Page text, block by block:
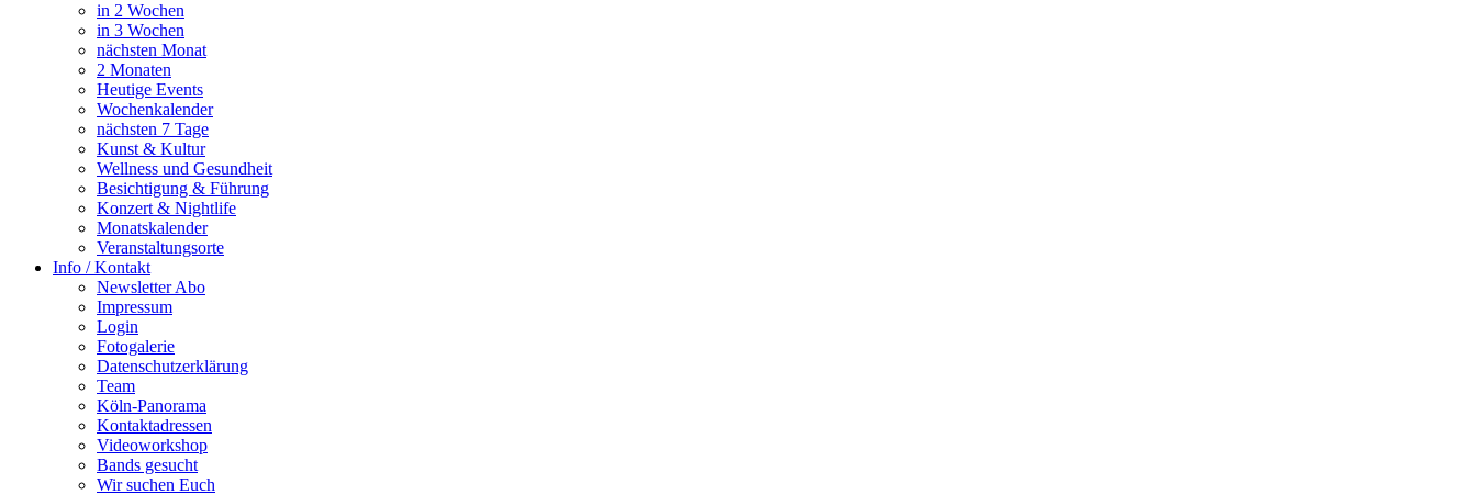
in 2 Wochen
in 3 Wochen
nächsten Monat
2 Monaten
Heutige Events
Wochenkalender
nächsten 7 Tage
Kunst & Kultur
Wellness und Gesundheit
Besichtigung & Führung
Konzert & Nightlife
Monatskalender
Veranstaltungsorte
Info / Kontakt
Newsletter Abo
Impressum
Login
Fotogalerie
Datenschutzerklärung
Team
Köln-Panorama
Kontaktadressen
Videoworkshop
Bands gesucht
Wir suchen Euch